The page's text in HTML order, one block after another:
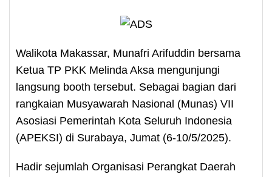
Walikota Makassar, Munafri Arifuddin bersama
Ketua TP PKK Melinda Aksa mengunjungi
langsung booth tersebut. Sebagai bagian dari
rangkaian Musyawarah Nasional (Munas) VII
Asosiasi Pemerintah Kota Seluruh Indonesia
(APEKSI) di Surabaya, Jumat (6-10/5/2025).
Hadir sejumlah Organisasi Perangkat Daerah